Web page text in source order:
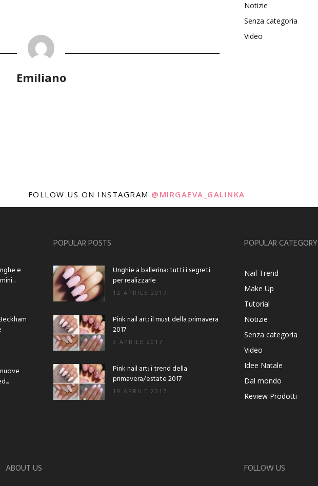
Emiliano
Notizie
Senza categoria
Video
FOLLOW US ON INSTAGRAM @MIRGAEVA_GALINKA
e
POPULAR POSTS
Unghie a ballerina: tutti i segreti
per realizzarle
12 APRILE 2017
Pink nail art: il must della primavera
2017
3 APRILE 2017
Pink nail art: i trend della
primavera/estate 2017
19 APRILE 2017
POPULAR CATEGORY
Nail Trend
Make Up
Tutorial
Notizie
Senza categoria
Video
Idee Natale
Dal mondo
Review Prodotti
ABOUT US FOLLOW US